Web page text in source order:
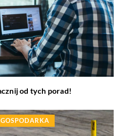
od tych porad!